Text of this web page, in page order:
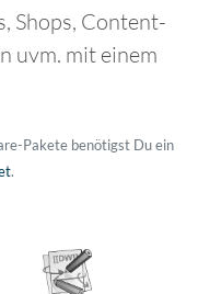
Shops, Content-
uvm. mit einem
Pakete benötigst Du ein
.